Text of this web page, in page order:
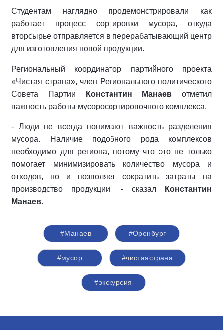
Студентам наглядно продемонстрировали как
работает процесс сортировки мусора, откуда
вторсырье отправляется в перерабатывающий центр
для изготовления новой продукции.
Региональный координатор партийного проекта
«Чистая страна», член Регионального политического
Совета Партии
Константин Манаев отметил
важность работы мусоросортировочного комплекса.
- Люди не всегда понимают важность разделения
мусора. Наличие подобного рода комплексов
необходимо для региона, потому что это не только
помогает минимизировать количество мусора и
отходов, но и позволяет сократить затраты на
производство продукции, - сказал
Константин
Манаев.
#Манаев #Оренбург
#мусор #чистаястрана
#экскурсия